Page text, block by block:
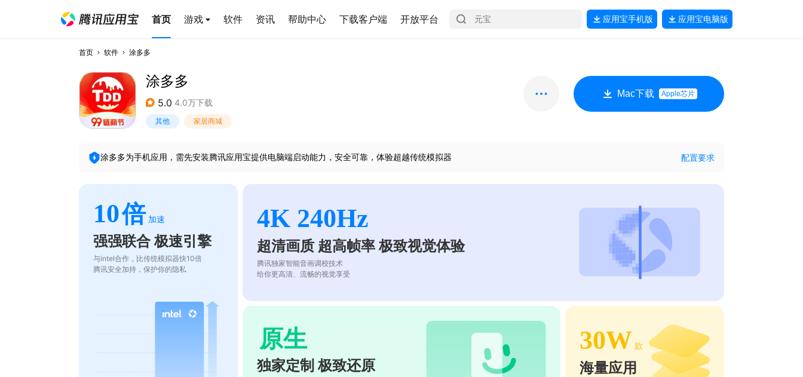
首页 游戏 软件 资讯 帮助中心 下载客户端 开放平台 应用宝手机版 应用宝电脑版
首页 软件 涂多多
涂多多
5.0 4.0万下载
其他 家居商城
Mac下载 Apple芯片
涂多多为手机应用，需先安装腾讯应用宝提供电脑端启动能力，安全可靠，体验超越传统模拟器 配置要求
10倍 加速
强强联合 极速引擎
与intel合作，比传统模拟器快10倍
腾讯安全加持，保护你的隐私
4K 240Hz
超清画质 超高帧率 极致视觉体验
腾讯独家智能音画调校技术
给你更高清、流畅的视觉享受
原生
独家定制 极致还原
30W 款
海量应用